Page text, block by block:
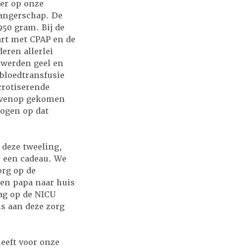
op onze
De
gram. Bij de
met CPAP en de
allerlei
geel en
gekomen
op dat
tweeling,
cadeau. We
op de
papa naar huis
op de NICU
aan deze zorg
voor onze